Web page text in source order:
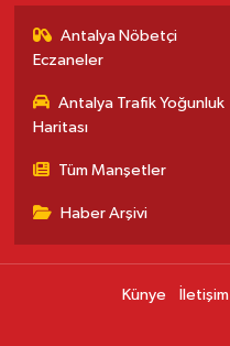
Antalya Nöbetçi
Eczaneler
Antalya Trafik Yoğunluk
Haritası
Tüm Manşetler
Haber Arşivi
Künye İletişim